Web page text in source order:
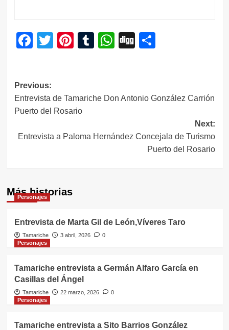
Facebook
Twitter
Pinterest
Tumblr
WhatsApp
DiggCompartir
Navegación
de
Previous:
Entrevista de Tamariche Don Antonio González Carrión
Puerto del Rosario
Next:
Entrevista a Paloma Hernández Concejala de Turismo
Puerto del Rosario
Más historias
Personajes
Entrevista de Marta Gil de León,Víveres Taro
Tamariche 3 abril, 2026
0
Personajes
Tamariche entrevista a Germán Alfaro García en
Casillas del Ángel
Tamariche 22 marzo, 2026
0
Personajes
Tamariche entrevista a Sito Barrios González